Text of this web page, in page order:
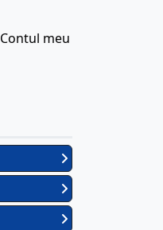
Contul meu